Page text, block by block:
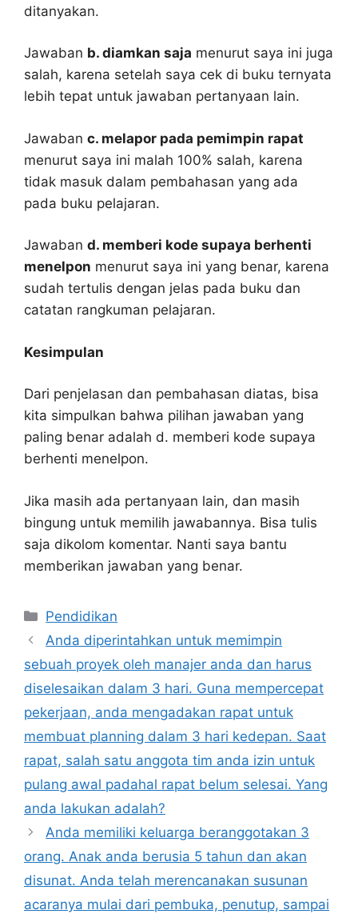
ditanyakan.
Jawaban b. diamkan saja menurut saya ini juga
salah, karena setelah saya cek di buku ternyata
lebih tepat untuk jawaban pertanyaan lain.
Jawaban c. melapor pada pemimpin rapat
menurut saya ini malah 100% salah, karena
tidak masuk dalam pembahasan yang ada
pada buku pelajaran.
Jawaban d. memberi kode supaya berhenti
menelpon menurut saya ini yang benar, karena
sudah tertulis dengan jelas pada buku dan
catatan rangkuman pelajaran.
Kesimpulan
Dari penjelasan dan pembahasan diatas, bisa
kita simpulkan bahwa pilihan jawaban yang
paling benar adalah d. memberi kode supaya
berhenti menelpon.
Jika masih ada pertanyaan lain, dan masih
bingung untuk memilih jawabannya. Bisa tulis
saja dikolom komentar. Nanti saya bantu
memberikan jawaban yang benar.
Kategori
Pendidikan
Anda diperintahkan untuk memimpin
sebuah proyek oleh manajer anda dan harus
diselesaikan dalam 3 hari. Guna mempercepat
pekerjaan, anda mengadakan rapat untuk
membuat planning dalam 3 hari kedepan. Saat
rapat, salah satu anggota tim anda izin untuk
pulang awal padahal rapat belum selesai. Yang
anda lakukan adalah?
Anda memiliki keluarga beranggotakan 3
orang. Anak anda berusia 5 tahun dan akan
disunat. Anda telah merencanakan susunan
acaranya mulai dari pembuka, penutup, sampai